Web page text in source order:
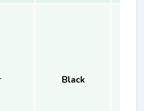
Black